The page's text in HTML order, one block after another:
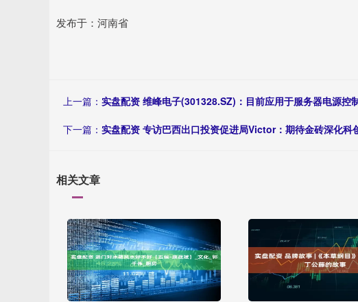
发布于：河南省
上一篇： 实盘配资 维峰电子(301328.SZ)：目前应用于服务器电源控
下一篇： 实盘配资 专访巴西出口投资促进局Victor：期待金砖深化科
相关文章